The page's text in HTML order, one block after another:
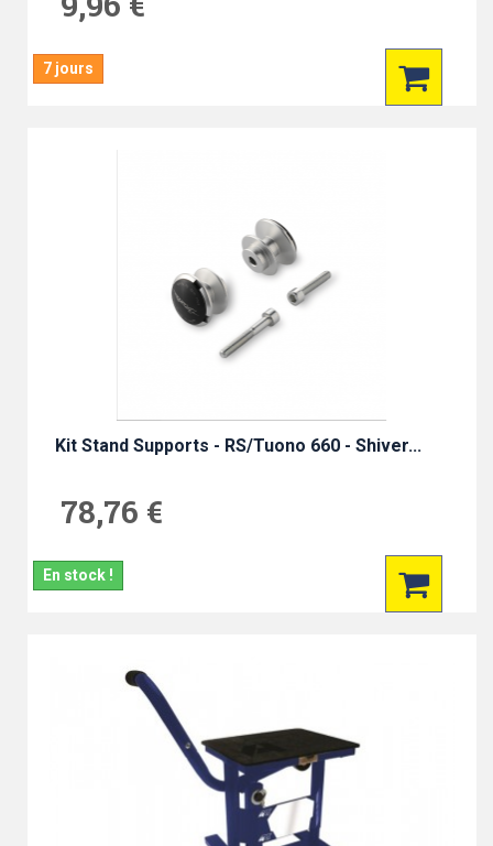
7 jours
Kit Stand Supports - RS/Tuono 660 - Shiver...
78,76 €
En stock !